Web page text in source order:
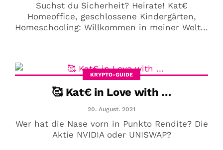
Suchst du Sicherheit? Heirate! Kat€
Homeoffice, geschlossene Kindergärten,
Homeschooling: Willkommen in meiner Welt...
KRYPTO-GUIDE
🥰 Kat€ in Love with …
20. August. 2021
Wer hat die Nase vorn in Punkto Rendite? Die
Aktie NVIDIA oder UNISWAP?